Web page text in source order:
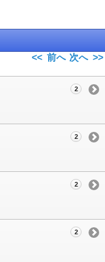
<< 前へ 次へ >>
2
2
2
2